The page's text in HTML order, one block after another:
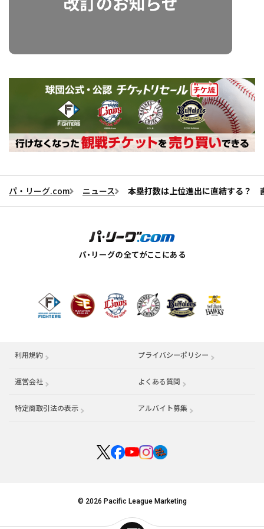
パ・リーグ.com ニュース 本塁打数は上位進出に直結する？
利用規約 プライバシーポリシー
運営会社 （別ウィンドウで開く） よくある質問
特定商取引法の表示 アルバイト募集 （別ウィンドウで開く
© 2026 Pacific League Marketing